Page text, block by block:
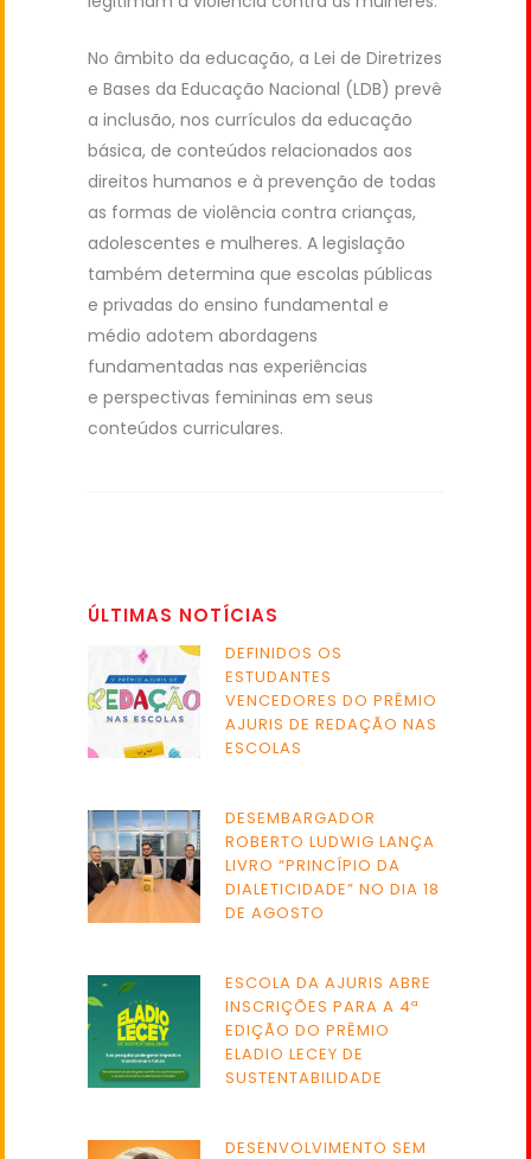
No âmbito da educação, a Lei de Diretrizes
e Bases da Educação Nacional (LDB) prevê
a inclusão, nos currículos da educação
básica, de conteúdos relacionados aos
direitos humanos e à prevenção de todas
as formas de violência contra crianças,
adolescentes e mulheres. A legislação
também determina que escolas públicas
e privadas do ensino fundamental e
médio adotem abordagens
fundamentadas nas experiências
e perspectivas femininas em seus
conteúdos curriculares.
ÚLTIMAS NOTÍCIAS
DEFINIDOS OS
ESTUDANTES
VENCEDORES DO PRÊMIO
AJURIS DE REDAÇÃO NAS
ESCOLAS
DESEMBARGADOR
ROBERTO LUDWIG LANÇA
LIVRO “PRINCÍPIO DA
DIALETICIDADE” NO DIA 18
DE AGOSTO
ESCOLA DA AJURIS ABRE
INSCRIÇÕES PARA A 4ª
EDIÇÃO DO PRÊMIO
ELADIO LECEY DE
SUSTENTABILIDADE
DESENVOLVIMENTO SEM